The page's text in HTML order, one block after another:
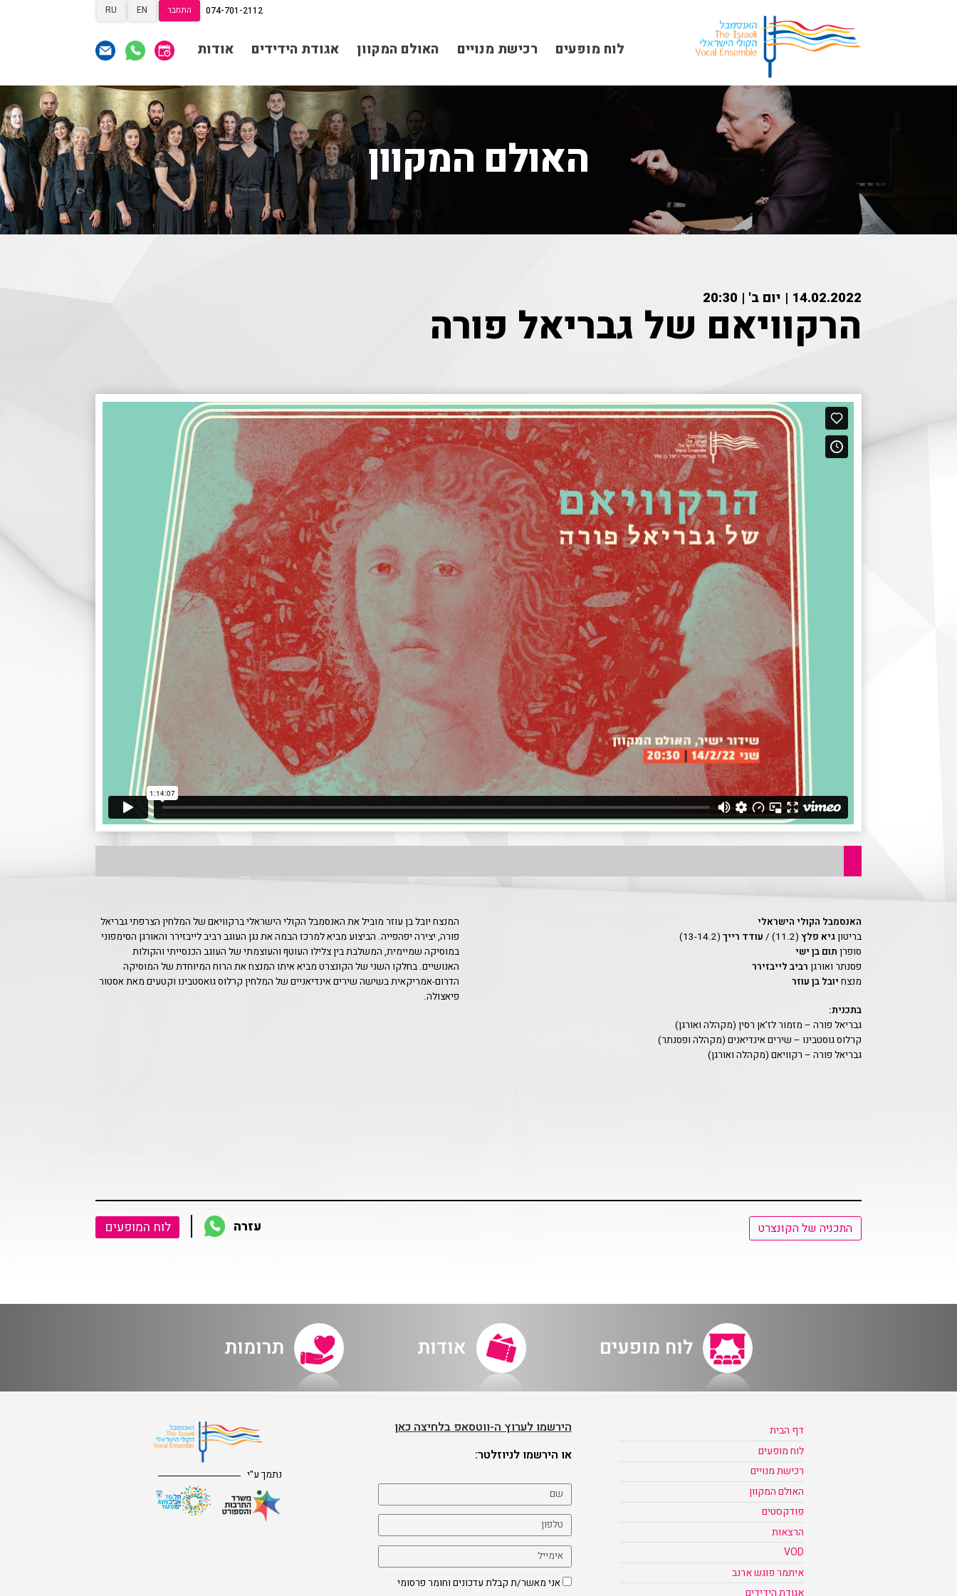
הצטרפות לאגודת הידידים
אגודת הידידים
רכישת מנוייםשידור ישיר
VODצור קשראודות
מאחורי הקולות
הקסם מאחורי הקולות
התחבר EN
RU
פוגש ארנב
תרומות תרומות
הצטרפות לאגודת הידידים
אגודת הידידים
רכישת מנוייםשידור ישיר
תקנון האתר
074-701-2112
לוח מופעים רכישת מנויים האולם המקוון אגודת הידידים אודות
האולם המקוון
14.02.2022 | יום ב' | 20:30
הרקוויאם של גבריאל פורה
האנסמבל הקולי הישראלי
בריטוןגיא פלץ (11.2) / עודד רייך (13-14.2)
סופרן תום בן ישי
פסנתר ואורגן רביב לייבזירר
מנצח יובל בן עוזר
בתכנית:
גבריאל פורה – מזמור לז’אן רסין (מקהלה ואורגן)
קרלוס גוסטבינו – שירים אינדיאנים (מקהלה ופסנתר)
גבריאל פורה – רקוויאם (מקהלה ואורגן)
המנצח יובל בן עוזר מוביל את האנסמבל הקולי הישראלי ברקוויאם של המלחין הצרפתי גבריאל
פורה, יצירה יפהפייה. הביצוע מביא למרכז הבמה את נגן העוגב רביב לייבזירר והאורגן הסימפוני
במוסיקה שמיימית, המשלבת בין צלילו העוטף והעוצמתי של העוגב הכנסייתי והקולות
האנושיים. בחלקו השני של הקונצרט מביא איתו המנצח את הרוח המיוחדת של המוסיקה
הדרום-אמריקאית בשישה שירים אינדיאניים של המלחין קרלוס גואסטבינו וקטעים מאת אסטור
פיאצולה.
התכניה של הקונצרט עזרה לוח המופעים
לוח מופעים אודות תרומות
דף הבית
לוח מופעים
רכישת מנויים
האולם המקוון
פודקסטים
הרצאות
VOD
איתמר פוגש ארנב
אגודת הידידים
הירשמו לערוץ ה-ווטסאפ בלחיצה כאן
או הירשמו לניוזלטר:
אני מאשר/ת קבלת עדכונים וחומר פרסומי
נתמך ע"י